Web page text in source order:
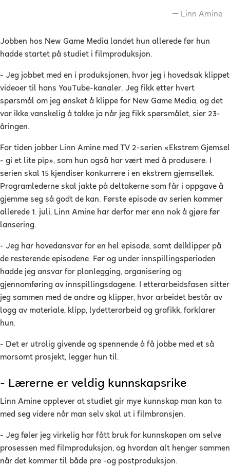
Linn Amine
Jobben hos New Game Media landet hun allerede før hun
hadde startet på studiet i filmproduksjon.
- Jeg jobbet med en i produksjonen, hvor jeg i hovedsak klippet
videoer til hans YouTube-kanaler. Jeg fikk etter hvert
spørsmål om jeg ønsket å klippe for New Game Media, og det
var ikke vanskelig å takke ja når jeg fikk spørsmålet, sier 23-
åringen.
For tiden jobber Linn Amine med TV 2-serien «Ekstrem Gjemsel
- gi et lite pip», som hun også har vært med å produsere. I
serien skal 15 kjendiser konkurrere i en ekstrem gjemsellek.
Programlederne skal jakte på deltakerne som får i oppgave å
gjemme seg så godt de kan. Første episode av serien kommer
allerede 1. juli, Linn Amine har derfor mer enn nok å gjøre før
lansering.
- Jeg har hovedansvar for en hel episode, samt delklipper på
de resterende episodene. Før og under innspillingsperioden
hadde jeg ansvar for planlegging, organisering og
gjennomføring av innspillingsdagene. I etterarbeidsfasen sitter
jeg sammen med de andre og klipper, hvor arbeidet består av
logg av materiale, klipp, lydetterarbeid og grafikk, forklarer
hun.
- Det er utrolig givende og spennende å få jobbe med et så
morsomt prosjekt, legger hun til.
- Lærerne er veldig kunnskapsrike
Linn Amine opplever at studiet gir mye kunnskap man kan ta
med seg videre når man selv skal ut i filmbransjen.
- Jeg føler jeg virkelig har fått bruk for kunnskapen om selve
prosessen med filmproduksjon, og hvordan alt henger sammen
når det kommer til både pre -og postproduksjon.